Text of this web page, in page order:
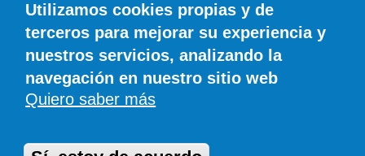
Hierro
EFE 0 COMENTARIOS
© SIROCO INFORMACIÓN SL | Tel. 828 081 655 | Móvil y WhatsApp 606 845
886 |info@diariodefuerteventura.com
Publicidad
Aviso legal| Política de cookies
Utilizamos cookies propias y de
terceros para mejorar su experiencia y
nuestros servicios, analizando la
navegación en nuestro sitio web
Quiero saber más